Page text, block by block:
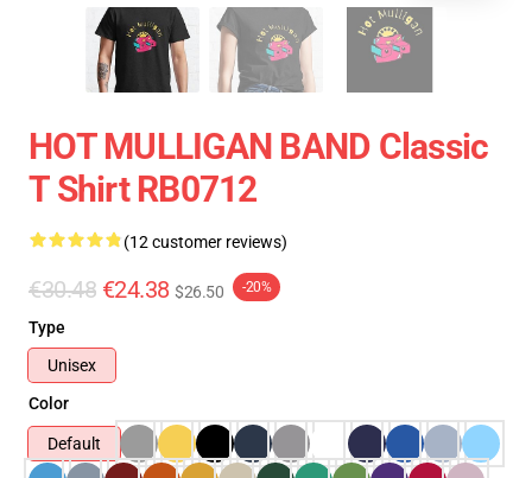
HOT MULLIGAN BAND Classic
T Shirt RB0712
(12 customer reviews)
€30.48 €24.38 $26.50 -20%
Type
Unisex
Color
Default